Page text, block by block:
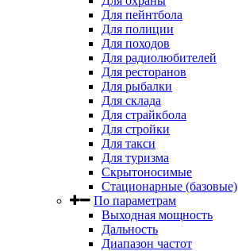
Для пейнтбола
Для полиции
Для походов
Для радиолюбителей
Для ресторанов
Для рыбалки
Для склада
Для страйкбола
Для стройки
Для такси
Для туризма
Скрытоносимые
Стационарные (базовые)
По параметрам
Выходная мощность
Дальность
Диапазон частот